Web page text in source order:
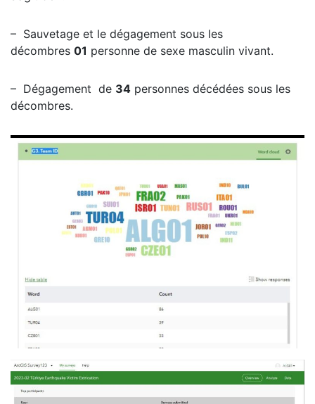
– Sauvetage et le dégagement sous les
décombres 01 personne de sexe masculin vivant.
– Dégagement de 34 personnes décédées sous les
décombres.